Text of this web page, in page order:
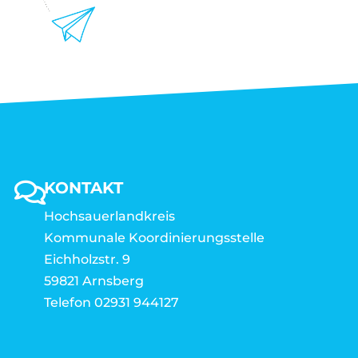
KONTAKT
Hochsauerlandkreis
Kommunale Koordinierungsstelle
Eichholzstr. 9
59821 Arnsberg
Telefon 02931 944127